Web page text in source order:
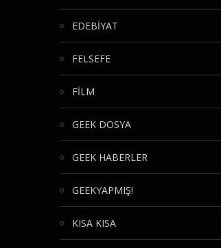
EDEBİYAT
FELSEFE
FİLM
GEEK DOSYA
GEEK HABERLER
GEEKYAPMIŞ!
KISA KISA